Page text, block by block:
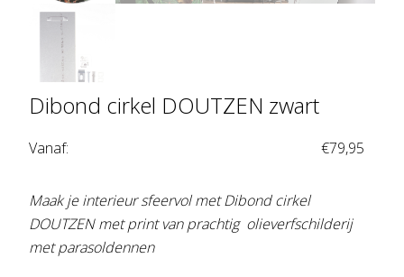
Dibond cirkel DOUTZEN zwart
Vanaf: €79,95
Maak je interieur sfeervol met Dibond cirkel
DOUTZEN met print van prachtig olieverfschilderij
met parasoldennen